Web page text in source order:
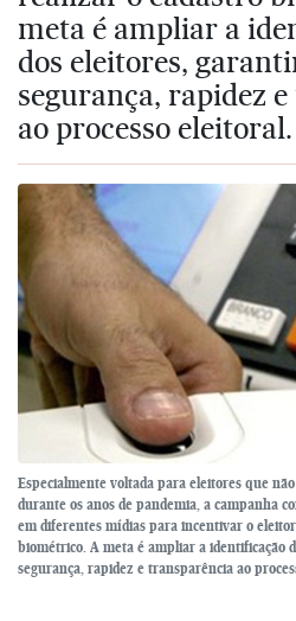
meta é ampliar a
dos eleitores,
segurança, rapidez
ao processo eleitoral.
Especialmente voltada para eleitores que
durante os anos de pandemia, a campanha
em diferentes mídias para incentivar o
biométrico. A meta é ampliar a identificação
segurança, rapidez e transparência ao